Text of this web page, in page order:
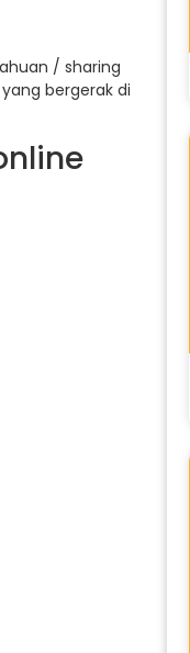
/ sharing
bergerak di